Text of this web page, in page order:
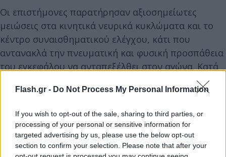
Flash.gr - Do Not Process My Personal Information
If you wish to opt-out of the sale, sharing to third parties, or
processing of your personal or sensitive information for
targeted advertising by us, please use the below opt-out
section to confirm your selection. Please note that after your
Οι επιστήμονες παρατήρησαν αξιοσημείωτες
μειώσεις στα κινητικά νευρικά κυκλώματα και το
κέντρο συναισθηματικού ελέγχου, κάτι που
αντανακλά την πνευματική και φυσική προσπάθεια
του εγκεφάλου να ανταπεξέλθει στον αγώνα. Κατά
τη διάρκεια ενός μαραθωνίου αυξάνονται και οι
μεταβολικές ανάγκες του εγκεφάλου. Το καύσιμο
ταχύτερα απ’ ό,τι συνήθως και αναπληρώνεται πιο
αργά. Αυτό προκαλεί το «έλλειμμα».